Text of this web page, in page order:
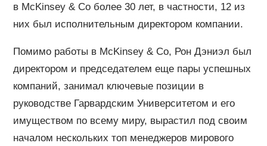
в McKinsey & Co более 30 лет, в частности, 12 из
них был исполнительным директором компании.
Помимо работы в McKinsey & Co, Рон Дэниэл был
директором и председателем еще пары успешных
компаний, занимал ключевые позиции в
руководстве Гарвардским Университетом и его
имуществом по всему миру, вырастил под своим
началом нескольких топ менеджеров мирового